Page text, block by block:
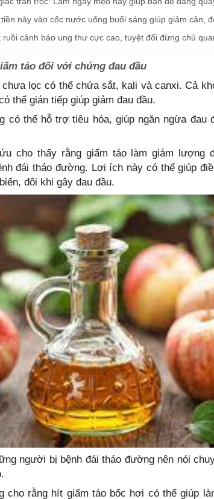
này vào cốc nước uống buổi sáng giúp giảm cân,
ruồi cảnh báo ung thư cực cao, tuyệt đối đừng chủ
táo đối với chứng đau đầu
lọc có thể chứa sắt, kali và canxi. Cả
thể gián tiếp giúp giảm đau đầu.
có thể hỗ trợ tiêu hóa, giúp ngăn ngừa đau
cho thấy rằng giấm táo làm giảm lượng
đái tháo đường. Lợi ích này có thể giúp
đôi khi gây đau đầu.
người bị bệnh đái tháo đường nên nói
cho rằng hít giấm táo bốc hơi có thể giúp